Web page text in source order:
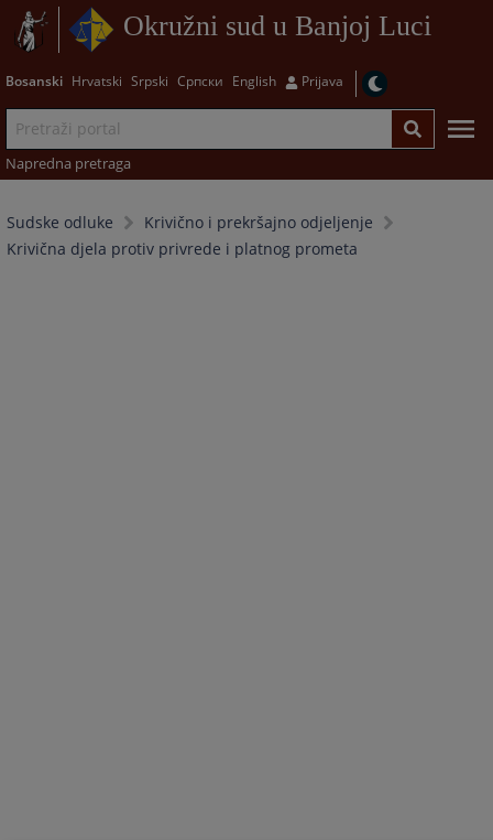
Okružni sud u Banjoj Luci
Bosanski Hrvatski Srpski Српски English Prijava
Napredna pretraga
Sudske odluke
Krivično i prekršajno odjeljenje
Krivična djela protiv privrede i platnog prometa